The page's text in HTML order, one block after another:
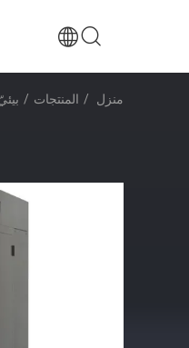
منزل / المنتجات /